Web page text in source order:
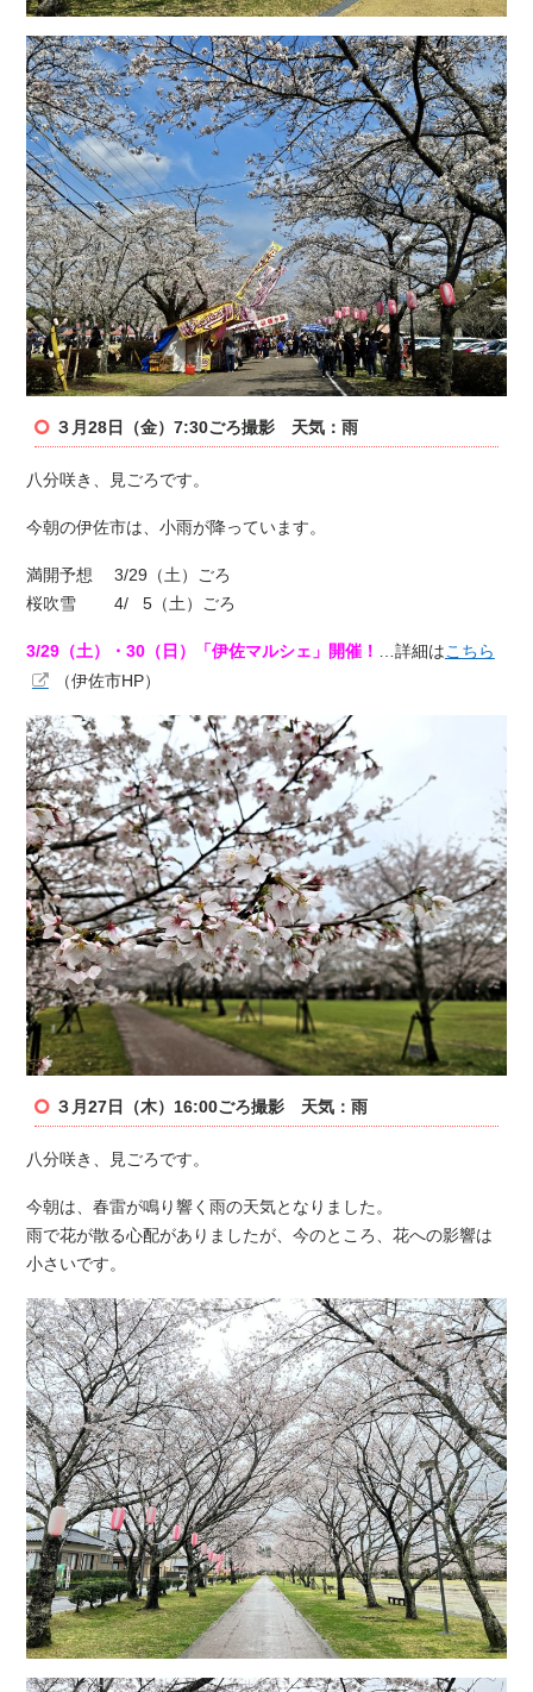
３月28日（金）7:30ごろ撮影 天気：雨
八分咲き、見ごろです。
今朝の伊佐市は、小雨が降っています。
満開予想 3/29（土）ごろ
桜吹雪 4/ 5（土）ごろ
3/29（土）・30（日）「伊佐マルシェ」開催！ …詳細はこちら
（伊佐市HP）
３月27日（木）16:00ごろ撮影 天気：雨
八分咲き、見ごろです。
今朝は、春雷が鳴り響く雨の天気となりました。
雨で花が散る心配がありましたが、今のところ、花への影響は
小さいです。